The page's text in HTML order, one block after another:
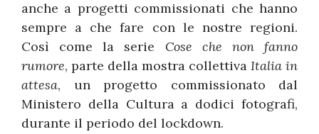
anche a progetti commissionati che hanno
sempre a che fare con le nostre regioni.
Così come la serie Cose che non fanno
rumore, parte della mostra collettiva Italia in
attesa, un progetto commissionato dal
Ministero della Cultura a dodici fotografi,
durante il periodo del lockdown.